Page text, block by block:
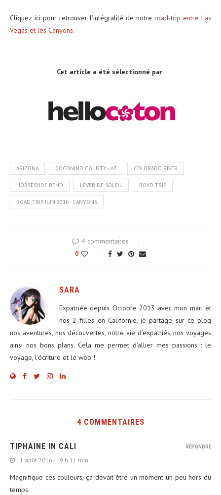
Cliquez ici pour retrouver l’intégralité de notre road-trip entre Las
Vegas et les Canyons.
Cet article a été sélectionné par
ARIZONA COCONINO COUNTY - AZ COLORADO RIVER
HORSESHOE BEND LEVER DE SOLEIL ROAD TRIP
ROAD TRIP JUIN 2016 - CANYONS
4 commentaires
0
SARA
Expatriée depuis Octobre 2013 avec mon mari et
nos 2 filles en Californie, je partage sur ce blog
nos aventures, nos découvertes, notre vie d'expatriés, nos voyages
ainsi nos bons plans. Cela me permet d'allier mes passions : le
voyage, l'écriture et le web !
4 COMMENTAIRES
TIPHAINE IN CALI
1 août 2016 - 19 h 11 min
Magnifique ces couleurs, ça devait être un moment un peu hors du
temps.
RÉPONDRE